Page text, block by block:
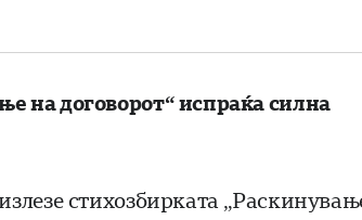
на договорот“ испраќа силна
стихозбирката